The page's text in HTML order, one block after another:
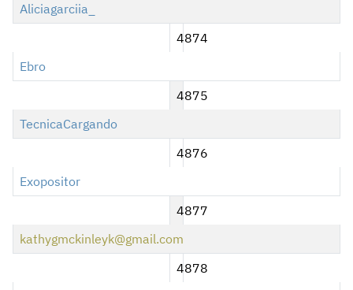
Aliciagarciia_
4874
Ebro
4875
TecnicaCargando
4876
Exopositor
4877
kathygmckinleyk@gmail.com
4878